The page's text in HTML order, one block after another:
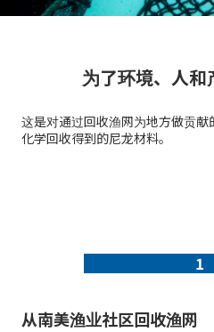
为了环境、人和
这是对通过回收渔网为地方做贡
化学回收得到的尼龙材料。
1
从南美渔业社区回收渔网